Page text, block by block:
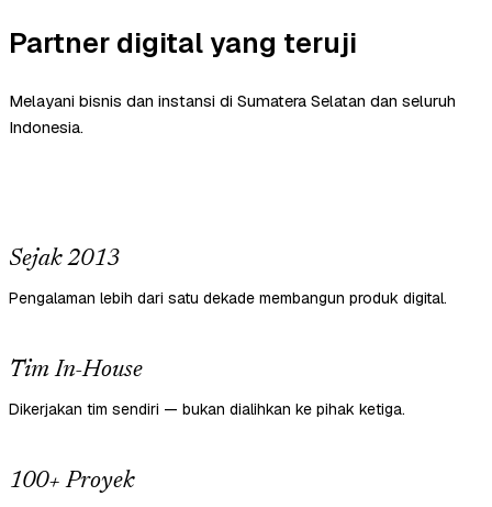
Partner digital yang teruji
Melayani bisnis dan instansi di Sumatera Selatan dan seluruh
Indonesia.
Sejak 2013
Pengalaman lebih dari satu dekade membangun produk digital.
Tim In-House
Dikerjakan tim sendiri — bukan dialihkan ke pihak ketiga.
100+ Proyek